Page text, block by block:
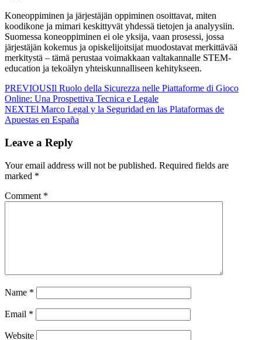
Koneoppiminen ja järjestäjän oppiminen osoittavat, miten
koodikone ja mimari keskittyvät yhdessä tietojen ja analyysiin.
Suomessa koneoppiminen ei ole yksija, vaan prosessi, jossa
järjestäjän kokemus ja opiskelijoitsijat muodostavat merkittävää
merkitystä – tämä perustaa voimakkaan valtakannalle STEM-
education ja tekoälyn yhteiskunnalliseen kehitykseen.
PREVIOUSIl Ruolo della Sicurezza nelle Piattaforme di Gioco
Online: Una Prospettiva Tecnica e Legale
NEXTEl Marco Legal y la Seguridad en las Plataformas de
Apuestas en España
Leave a Reply
Your email address will not be published. Required fields are
marked *
Comment *
Name *
Email *
Website